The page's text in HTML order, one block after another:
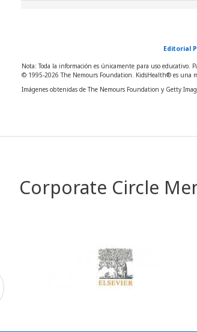
Editorial
Nota: Toda la información es únicamente para uso educativo.
© 1995-2026 The Nemours Foundation. KidsHealth® es una
Imágenes obtenidas de The Nemours Foundation y Getty
Corporate Circle